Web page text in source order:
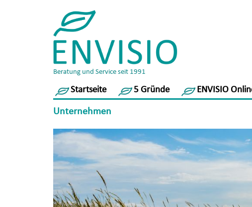
Beratung und Service seit 1991
Startseite 5 Gründe ENVISIO
Unternehmen